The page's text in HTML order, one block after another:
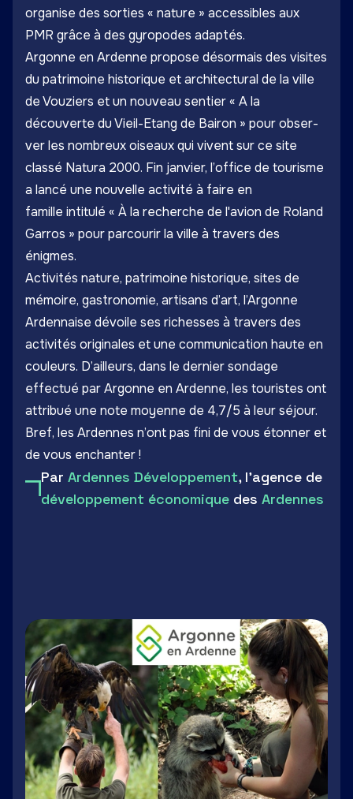
organise des sorties « nature » accessibles aux
PMR grâce à des gyropodes adaptés.
Argonne en Ardenne propose désormais des visites
du patri­­­­­­­­­­­­moine histo­­­­­­­­­­­­rique et archi­­­­­­­­­­­­tec­­­­­­­­­­­­tu­­­­­­­­­­­­ral de la ville
de Vouziers et un nouveau sentier « A la
découverte du Vieil-Etang de Bairon » pour ob­­­­­ser­­­­­­
ver les nombreux oiseaux qui vivent sur ce site
classé Natura 2000. Fin janvier, l’office de tourisme
a lancé une nouvelle acti­­­­­­­­­­­­­­vité à faire en
famille intitulé « À la recherche de l'avion de Roland
Garros » pour parcourir la ville à travers des
énigmes.
Activités nature, patrimoine historique, sites de
mémoire, gastronomie, artisans d’art, l’Argonne
Ardennaise dévoile ses richesses à travers des
activités originales et une communication haute en
couleurs. D’ailleurs, dans le dernier sondage
effectué par Argonne en Ardenne, les touristes ont
attribué une note moyenne de 4,7/5 à leur séjour.
Bref, les Ardennes n’ont pas fini de vous étonner et
de vous enchanter !
Par Ardennes Développement, l'agence de
développement économique des Ardennes